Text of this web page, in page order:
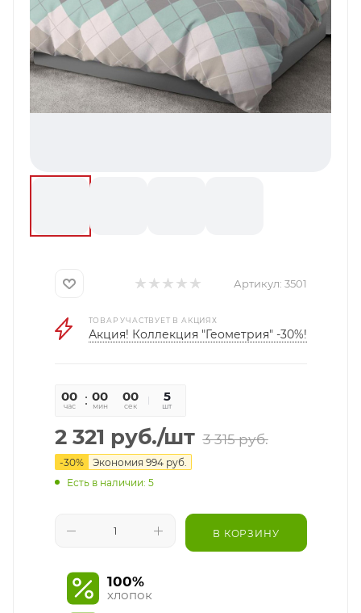
Артикул: 3501
ТОВАР УЧАСТВУЕТ В АКЦИЯХ
Акция! Коллекция "Геометрия" -30%!
00
час
00
мин
00
сек
5
шт
2 321 руб./шт 3 315руб.
-30% Экономия 994руб.
Есть в наличии: 5
В КОРЗИНУ
100%
хлопок